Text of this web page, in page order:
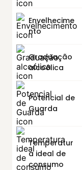
Envelhecime
nto
Graduação
alcoólica
Potencial de
Guarda
Temperatur
a ideal de
consumo